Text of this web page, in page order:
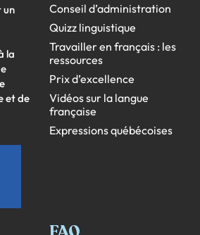
un
la
et de
Conseil d’administration
Quizz linguistique
Travailler en français : les
ressources
Prix d’excellence
Vidéos sur la langue
française
Expressions québécoises